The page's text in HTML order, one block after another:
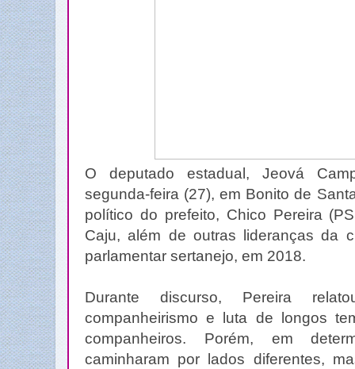
O deputado estadual, Jeová
segunda-feira (27), em Bonito de
político do prefeito, Chico Pereira
Caju, além de outras lideranças da
parlamentar sertanejo, em 2018.
Durante discurso, Pereira
companheirismo e luta de longos
companheiros. Porém, em
caminharam por lados diferentes,